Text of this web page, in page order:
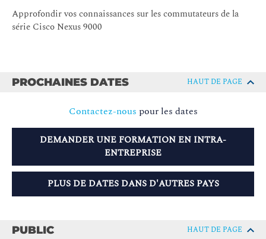
Approfondir vos connaissances sur les commutateurs de la
série Cisco Nexus 9000
PROCHAINES DATES HAUT DE PAGE
Contactez-nous pour les dates
DEMANDER UNE FORMATION EN INTRA-
ENTREPRISE
PLUS DE DATES DANS D'AUTRES PAYS
PUBLIC HAUT DE PAGE